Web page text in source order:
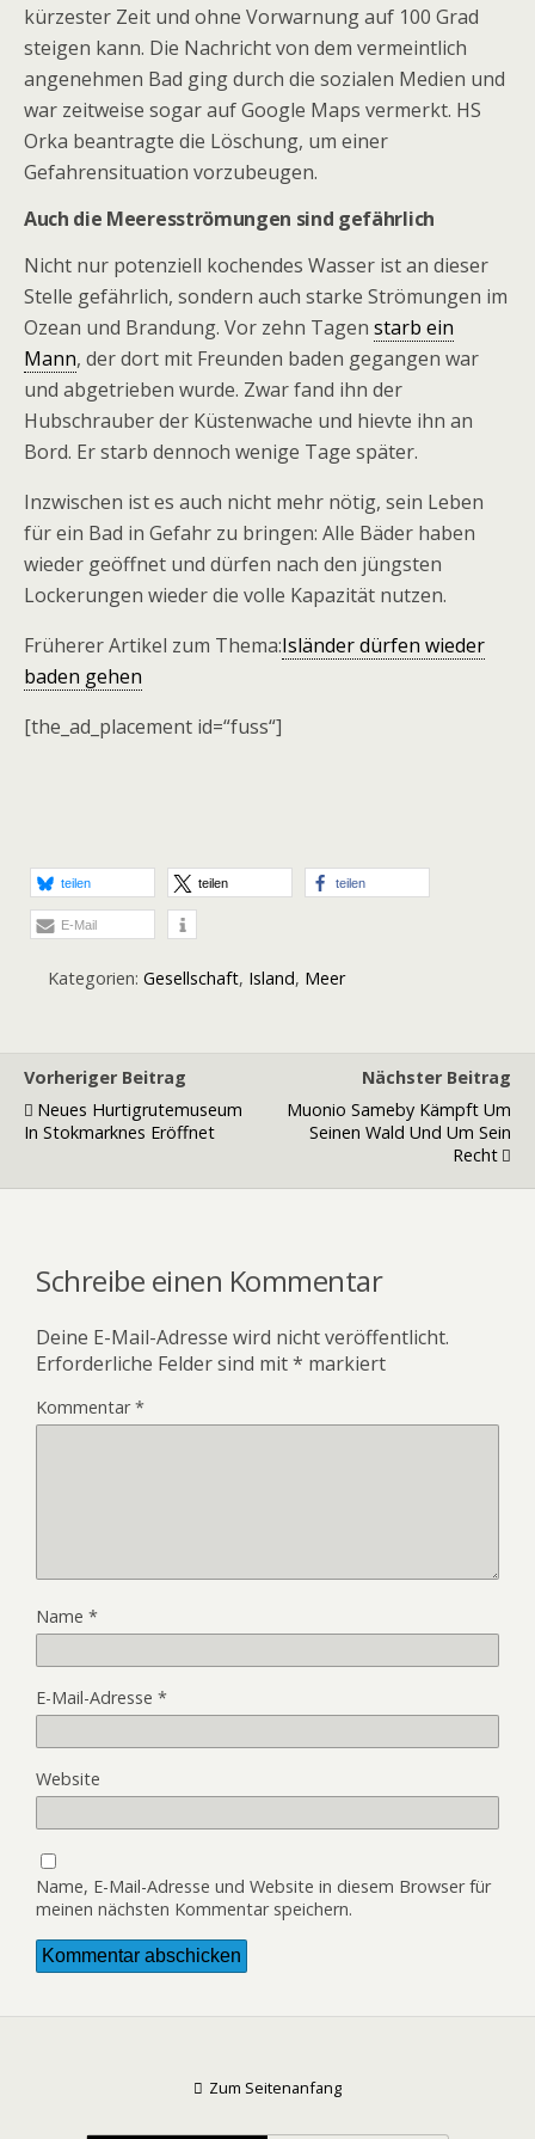
kürzester Zeit und ohne Vorwarnung auf 100 Grad
steigen kann. Die Nachricht von dem vermeintlich
angenehmen Bad ging durch die sozialen Medien und
war zeitweise sogar auf Google Maps vermerkt. HS
Orka beantragte die Löschung, um einer
Gefahrensituation vorzubeugen.
Auch die Meeresströmungen sind gefährlich
Nicht nur potenziell kochendes Wasser ist an dieser
Stelle gefährlich, sondern auch starke Strömungen im
Ozean und Brandung. Vor zehn Tagen starb ein
Mann, der dort mit Freunden baden gegangen war
und abgetrieben wurde. Zwar fand ihn der
Hubschrauber der Küstenwache und hievte ihn an
Bord. Er starb dennoch wenige Tage später.
Inzwischen ist es auch nicht mehr nötig, sein Leben
für ein Bad in Gefahr zu bringen: Alle Bäder haben
wieder geöffnet und dürfen nach den jüngsten
Lockerungen wieder die volle Kapazität nutzen.
Früherer Artikel zum Thema:Isländer dürfen wieder
baden gehen
[the_ad_placement id=“fuss“]
teilen teilen teilen
E-Mail
Kategorien: Gesellschaft, Island, Meer
Vorheriger Beitrag
Neues Hurtigrutemuseum
In Stokmarknes Eröffnet
Nächster Beitrag
Muonio Sameby Kämpft Um
Seinen Wald Und Um Sein
Recht
Schreibe einen Kommentar
Deine E-Mail-Adresse wird nicht veröffentlicht.
Erforderliche Felder sind mit* markiert
Kommentar*
Name *
E-Mail-Adresse *
Website
Name, E-Mail-Adresse und Website in diesem Browser für
meinen nächsten Kommentar speichern.
Zum Seitenanfang